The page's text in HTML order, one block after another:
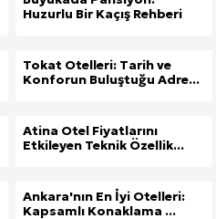
Huzurlu Bir Kaçış Rehberi
Tokat Otelleri: Tarih ve
Konforun Buluştuğu Adre...
Atina Otel Fiyatlarını
Etkileyen Teknik Özellik...
Ankara'nın En İyi Otelleri:
Kapsamlı Konaklama ...